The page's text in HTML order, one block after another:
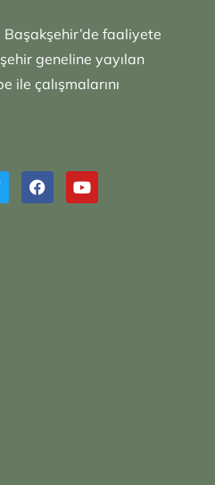
Başakşehir’de faaliyete
geneline yayılan
ile çalışmalarını